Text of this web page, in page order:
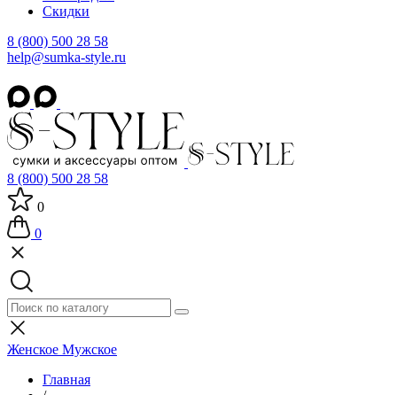
Скидки
8 (800) 500 28 58
help@sumka-style.ru
8 (800) 500 28 58
0
0
Женское Мужское
Главная